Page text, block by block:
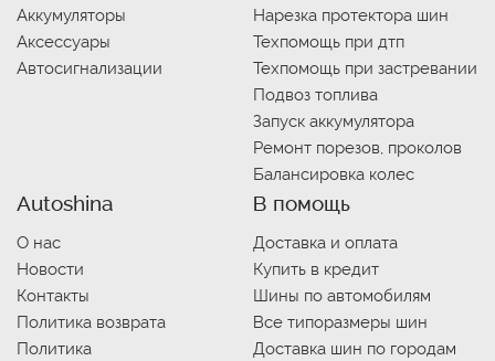
Аккумуляторы
Аксессуары
Автосигнализации
Нарезка протектора шин
Техпомощь при дтп
Техпомощь при застревании
Подвоз топлива
Запуск аккумулятора
Ремонт порезов, проколов
Балансировка колес
Autoshina
О нас
Новости
Контакты
Политика возврата
Политика
В помощь
Доставка и оплата
Купить в кредит
Шины по автомобилям
Все типоразмеры шин
Доставка шин по городам